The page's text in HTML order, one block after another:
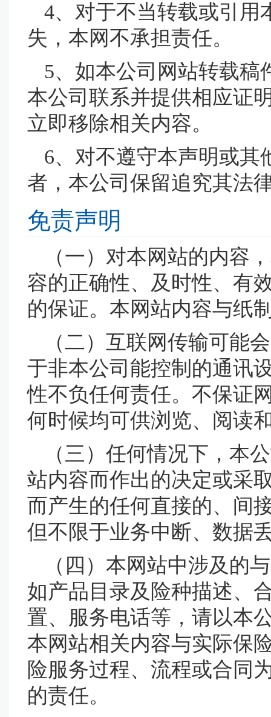
4、对于不当转载或引用
失，本网不承担责任。
5、如本公司网站转载稿
本公司联系并提供相应证
立即移除相关内容。
6、对不遵守本声明或其
者，本公司保留追究其法
免责声明
（一）对本网站的内容
容的正确性、及时性、有
的保证。本网站内容与纸
（二）互联网传输可能
于非本公司能控制的通讯
性不负任何责任。不保证
何时候均可供浏览、阅读
（三）任何情况下，本
站内容而作出的决定或采
而产生的任何直接的、间
但不限于业务中断、数据
（四）本网站中涉及的
如产品目录及险种描述、
置、服务电话等，请以本
本网站相关内容与实际保
险服务过程、流程或合同
的责任。